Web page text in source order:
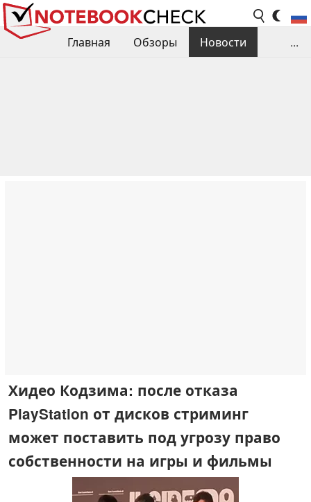
Главная Обзоры
Новости
...
Хидео Кодзима: после отказа
PlayStation от дисков стриминг
может поставить под угрозу право
собственности на игры и фильмы